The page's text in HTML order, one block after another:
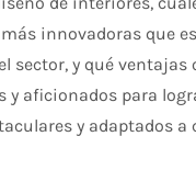
innovadoras que
sector, y qué ventajas
y aficionados para
y adaptados a